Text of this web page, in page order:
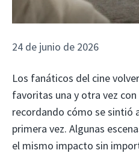
24 de junio de 2026
Los fanáticos del cine
favoritas una y otra vez
recordando cómo se sintió
primera vez. Algunas
el mismo impacto sin